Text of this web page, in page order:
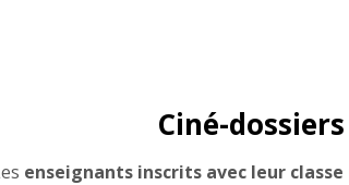
Ciné-
enseignants inscrits avec leur classe